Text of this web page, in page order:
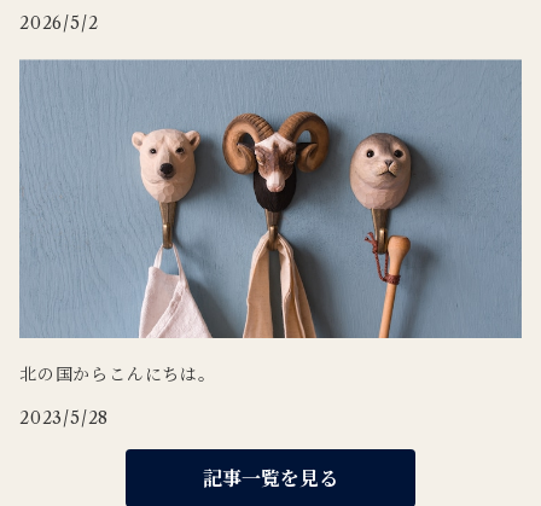
2026/5/2
北の国からこんにちは。
2023/5/28
記事一覧を見る